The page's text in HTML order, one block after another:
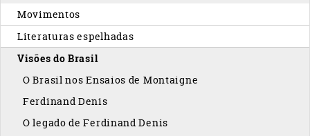
Movimentos
Literaturas espelhadas
Visões do Brasil
O Brasil nos Ensaios de Montaigne
Ferdinand Denis
O legado de Ferdinand Denis